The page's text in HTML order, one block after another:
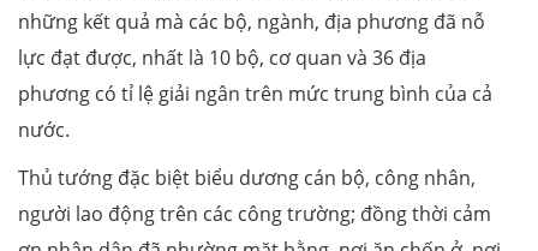
những kết quả mà các bộ, ngành, địa phương đã nỗ
lực đạt được, nhất là 10 bộ, cơ quan và 36 địa
phương có tỉ lệ giải ngân trên mức trung bình của cả
nước.
Thủ tướng đặc biệt biểu dương cán bộ, công nhân,
người lao động trên các công trường; đồng thời cảm